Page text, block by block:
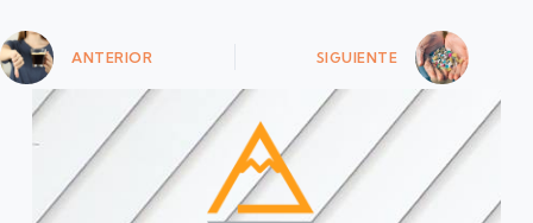
ANTERIOR SIGUIENTE